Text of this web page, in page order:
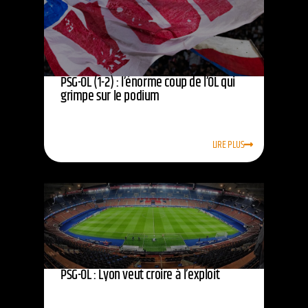
PSG-OL (1-2) : l’énorme coup de l’OL qui
grimpe sur le podium
LIRE PLUS
PSG-OL : Lyon veut croire à l’exploit